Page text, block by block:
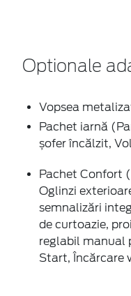
Optionale
Vopsea
Pachet iarnă
șofer încălzit,
Pachet Confort
Oglinzi
semnalizări
de curtoazie,
reglabil manual
Start, Încărcare